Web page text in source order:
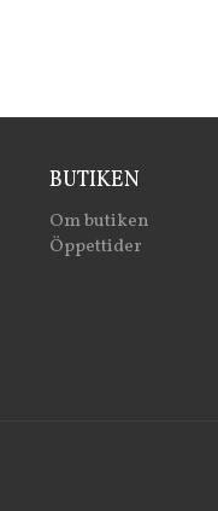
BUTIKEN
Om butiken
Öppettider